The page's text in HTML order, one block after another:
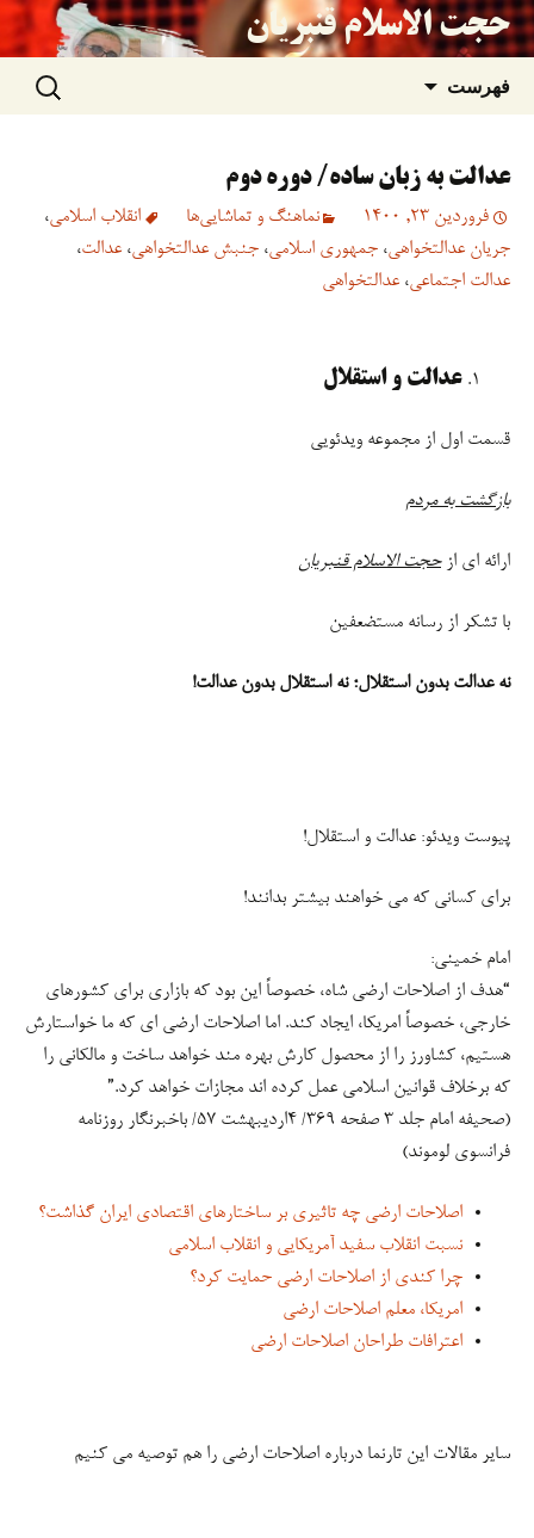
حجت الاسلام قنبریان
فهرست
نوشته‌ها
جستجو
برای:
عدالت به زبان ساده/ دوره دوم
فروردین 23, 1400 نماهنگ و تماشایی‌ها انقلاب اسلامی،
جریان عدالتخواهی، جمهوری اسلامی، جنبش عدالتخواهی، عدالت،
عدالت اجتماعی، عدالتخواهی
عدالت و استقلال
قسمت اول از مجموعه ویدئویی
بازگشت به مردم
ارائه ای ازحجت الاسلام قنبریان
با تشکر از رسانه مستضعفین
نه عدالت بدون استقلال؛ نه استقلال بدون عدالت!
پیوست ویدئو: عدالت و استقلال!
برای کسانی که می خواهند بیشتر بدانند!
امام خمینی:
“هدف از اصلاحات ارضی شاه، خصوصاً این بود که بازاری برای کشورهای
خارجی،‏‎ ‎‏خصوصاً امریکا، ایجاد کند. اما اصلاحات ارضی ای که ما خواستارش
هستیم، کشاورز را‏‎ ‎‏از محصول کارش بهره مند خواهد ساخت و مالکانی را
که برخلاف قوانین اسلامی عمل‏‎ ‎‏کرده اند مجازات خواهد کرد.‏”
(صحیفه امام جلد ۳ صفحه ۳۶۹/ ۴اردیبهشت ۵۷/ باخبرنگار روزنامه
فرانسوی لوموند)
اصلاحات ارضی چه تاثیری بر ساختارهای اقتصادی ایران گذاشت؟
نسبت انقلاب سفید آمریکایی و انقلاب اسلامی
چرا کندی از اصلاحات ارضی حمایت کرد؟
امریکا، معلم اصلاحات ارضی
اعترافات طراحان اصلاحات ارضی
سایر مقالات این تارنما درباره اصلاحات ارضی را هم توصیه می کنیم